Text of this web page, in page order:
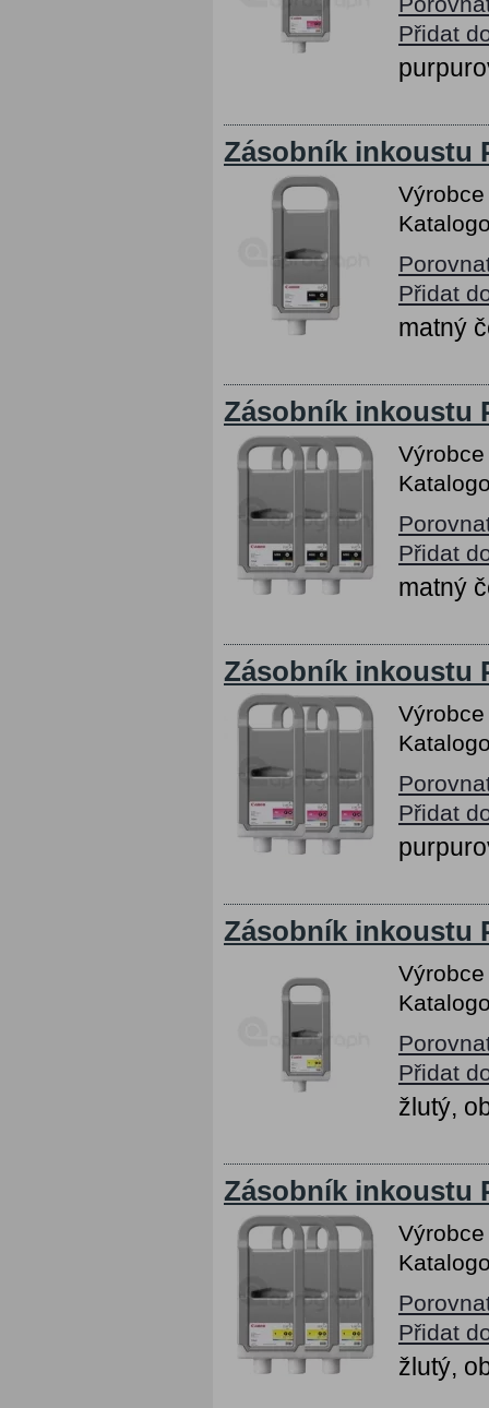
Přidat
Zásobník inkoustu
Přidat
matný
Zásobník inkoustu
Přidat
matný
Zásobník inkoustu
Přidat
Zásobník inkoustu
Přidat
žlutý,
Zásobník inkoustu
Přidat
žlutý,